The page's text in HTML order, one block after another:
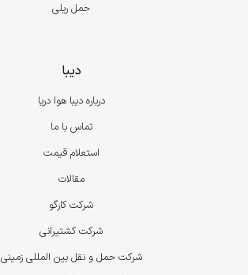
حمل ریلی
دیبا
درباره دیبا هوا دریا
تماس با ما
استعلام قیمت
مقالات
شرکت کارگو
شرکت کشتیرانی
شرکت حمل و نقل بین المللی زمینی